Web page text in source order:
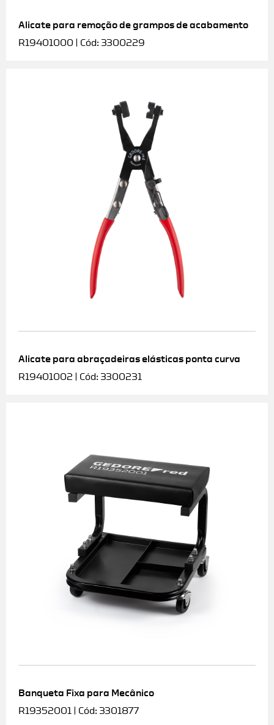
Alicate para remoção de grampos de acabamento
R19401000 | Cód: 3300229
Alicate para abraçadeiras elásticas ponta curva
R19401002 | Cód: 3300231
Banqueta Fixa para Mecânico
R19352001 | Cód: 3301877